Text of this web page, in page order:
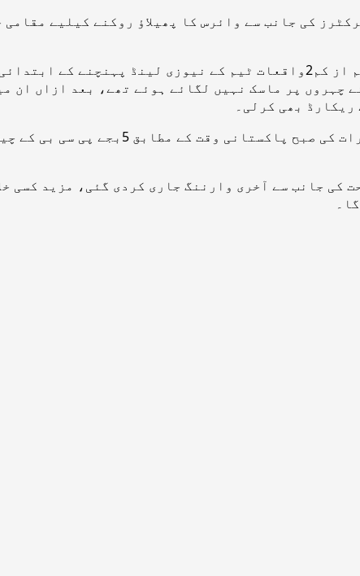
کی جانب سے وائرس کا پھیلاؤ روکنے کیلیے
چہروں پر ماسک نہیں لگائے ہوئے تھے، بعد ازاں ان
بھی کرلی۔
نیوزی لینڈ کرکٹ بورڈ اور حکومت کے
کی جانب سے آخری وارننگ جاری کردی گئی، مزید کسی